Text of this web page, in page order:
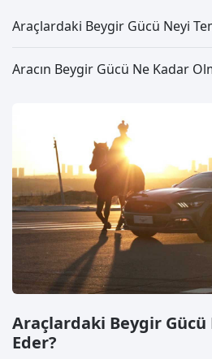
Araçlardaki Beygir Gücü
Eder?
Araçlardaki Beygir Gücü Neyi
Aracın Beygir Gücü Ne Kadar